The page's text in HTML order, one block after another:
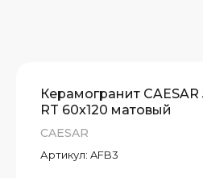
Керамогранит CAESAR
RT 60x120 матовый
CAESAR
Артикул: AFB3